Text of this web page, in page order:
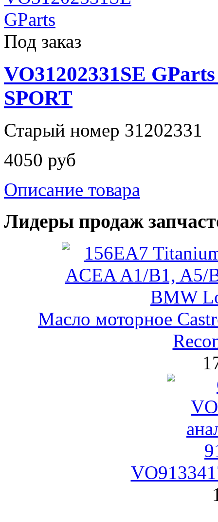
Под заказ
VO31202331SE
SPORT
Старый номер 31202331
4050 руб
Описание товара
Лидеры продаж
Масло моторное